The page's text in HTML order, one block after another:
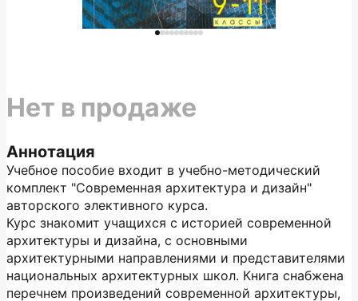
Аннотация
Учебное пособие входит в учебно-методический
комплект "Современная архитектура и дизайн"
авторского элективного курса.
Курс знакомит учащихся с историей современной
архитектуры и дизайна, с основными
архитектурными направлениями и представителями
национальных архитектурных школ. Книга снабжена
перечнем произведений современной архитектуры,
Нет в продаже